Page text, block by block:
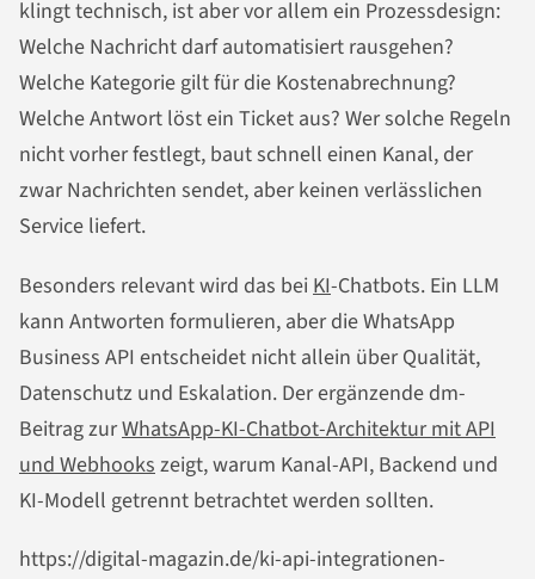
klingt technisch, ist aber vor allem ein Prozessdesign:
Welche Nachricht darf automatisiert rausgehen?
Welche Kategorie gilt für die Kostenabrechnung?
Welche Antwort löst ein Ticket aus? Wer solche Regeln
nicht vorher festlegt, baut schnell einen Kanal, der
zwar Nachrichten sendet, aber keinen verlässlichen
Service liefert.
Besonders relevant wird das bei KI-Chatbots. Ein LLM
kann Antworten formulieren, aber die WhatsApp
Business API entscheidet nicht allein über Qualität,
Datenschutz und Eskalation. Der ergänzende dm-
Beitrag zurWhatsApp-KI-Chatbot-Architektur mit API
und Webhooks zeigt, warum Kanal-API, Backend und
KI-Modell getrennt betrachtet werden sollten.
https://digital-magazin.de/ki-api-integrationen-